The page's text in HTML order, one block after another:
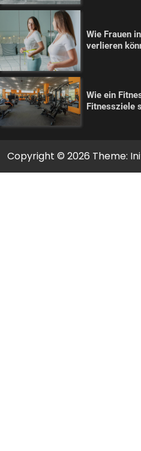
Wie Frauen
verlieren
Wie ein
Fitnessziele
Copyright © 2026 Theme: